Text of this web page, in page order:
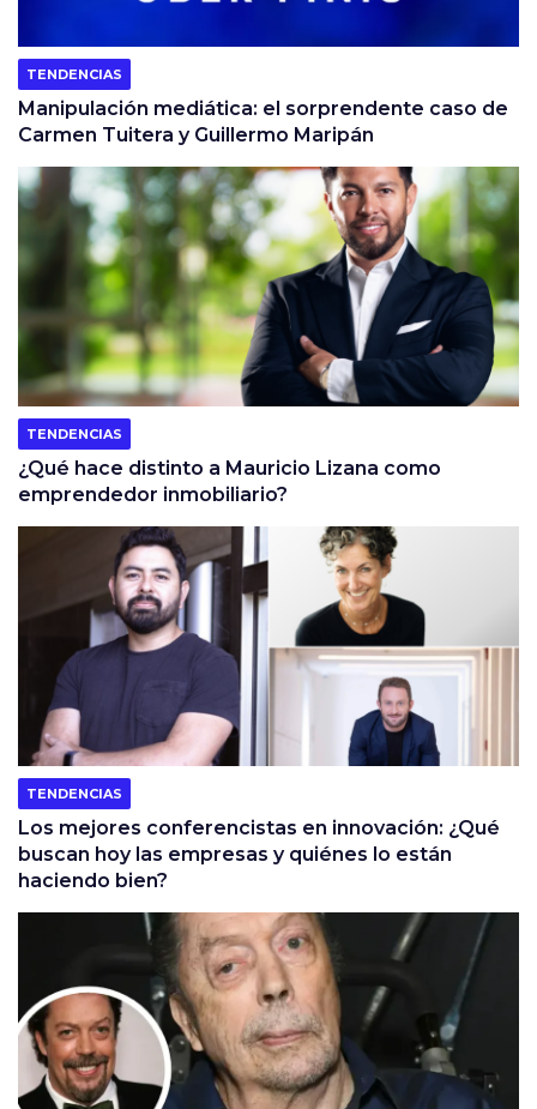
TENDENCIAS
Manipulación mediática: el sorprendente caso de
Carmen Tuitera y Guillermo Maripán
TENDENCIAS
¿Qué hace distinto a Mauricio Lizana como
emprendedor inmobiliario?
TENDENCIAS
Los mejores conferencistas en innovación: ¿Qué
buscan hoy las empresas y quiénes lo están
haciendo bien?